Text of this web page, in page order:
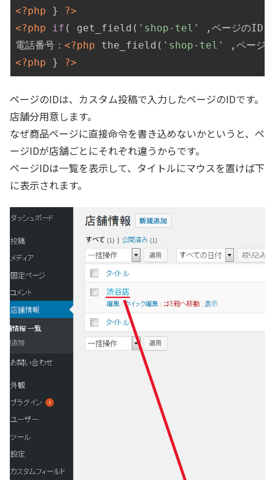
<?php }
?>
<?php
if ( get_field( 'shop-tel'
,ページの
電話番号： <?php the_field( 'shop-tel'
,ページ
<?php } ?>
ページのIDは、カスタム投稿で入力したページのIDです。
店舗分用意します。
なぜ商品ページに直接命令を書き込めないかというと、ペ
ージIDが店舗ごとにそれぞれ違うからです。
ページIDは一覧を表示して、タイトルにマウスを置けば下
に表示されます。